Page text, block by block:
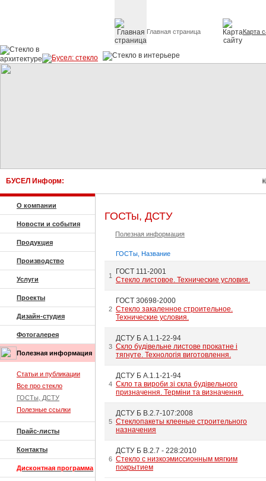
Главная страница Карта
БУСЕЛ Информ:
О компании
Новости и события
Продукция
Производство
Услуги
Проекты
Дизайн-студия
Фотогалерея
Полезная информация
Статьи и публикации
Все про стекло
ГОСТы, ДСТУ
Полезные ссылки
Прайс-листы
Контакты
Дисконтная программа
ГОСТы, ДСТУ
Полезная информация
ГОСТы, Название
1
ГОСТ 111-2001
Стекло листовое. Технические условия.
2
ГОСТ 30698-2000
Стекло закаленное строительное.
Технические условия.
3
ДСТУ Б А.1.1-22-94
Скло будівельне листове прокатне і
тягнуте. Технологія виготовлення.
4
ДСТУ Б А.1.1-21-94
Скло та вироби зі скла будівельного
призначення. Терміни та визначення.
5
ДСТУ Б В.2.7-107:2008
Стеклопакеты клееные строительного
назначения
6
ДСТУ Б В.2.7 - 228:2010
Cтекло с низкоэмиссионным мягким
покрытием